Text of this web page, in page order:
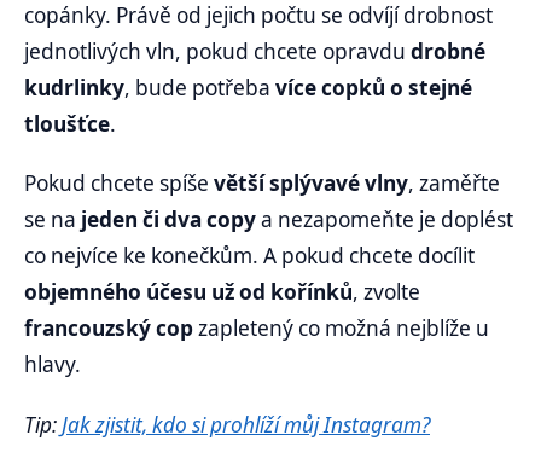
copánky. Právě od jejich počtu se odvíjí drobnost
jednotlivých vln, pokud chcete opravdu drobné
kudrlinky, bude potřeba více copků o stejné
tloušťce.
Pokud chcete spíše větší splývavé vlny, zaměřte
se na jeden či dva copya nezapomeňte je doplést
co nejvíce ke konečkům. A pokud chcete docílit
objemného účesu už od kořínků, zvolte
francouzský copzapletený co možná nejblíže u
hlavy.
Tip:Jak zjistit, kdo si prohlíží můj Instagram?